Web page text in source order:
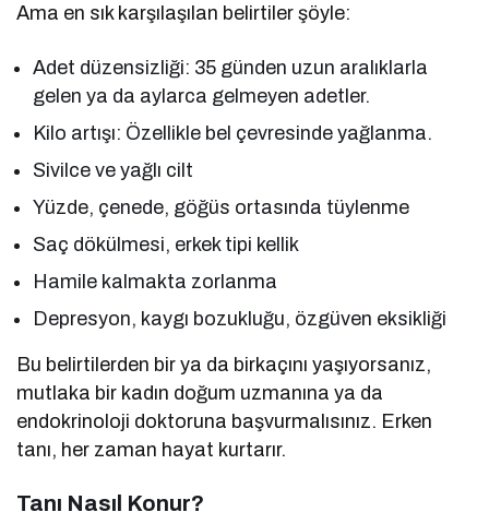
Ama en sık karşılaşılan belirtiler şöyle:
Adet düzensizliği: 35 günden uzun aralıklarla
gelen ya da aylarca gelmeyen adetler.
Kilo artışı: Özellikle bel çevresinde yağlanma.
Sivilce ve yağlı cilt
Yüzde, çenede, göğüs ortasında tüylenme
Saç dökülmesi, erkek tipi kellik
Hamile kalmakta zorlanma
Depresyon, kaygı bozukluğu, özgüven eksikliği
Bu belirtilerden bir ya da birkaçını yaşıyorsanız,
mutlaka bir kadın doğum uzmanına ya da
endokrinoloji doktoruna başvurmalısınız. Erken
tanı, her zaman hayat kurtarır.
Tanı Nasıl Konur?